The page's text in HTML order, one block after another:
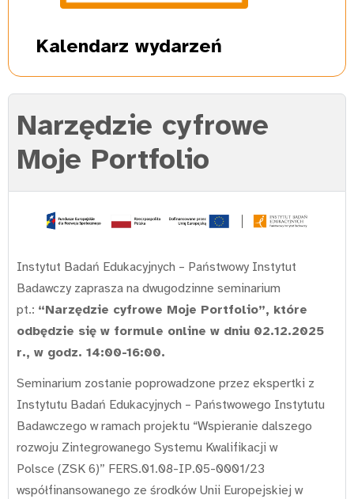
Kalendarz wydarzeń
Narzędzie cyfrowe
Moje Portfolio
Instytut Badań Edukacyjnych – Państwowy Instytut
Badawczy zaprasza na dwugodzinne seminarium
pt.: “Narzędzie cyfrowe Moje Portfolio”, które
odbędzie się w formule online w dniu 02.12.2025
r., w godz. 14:00-16:00.
Seminarium zostanie poprowadzone przez ekspertki z
Instytutu Badań Edukacyjnych – Państwowego Instytutu
Badawczego w ramach projektu “Wspieranie dalszego
rozwoju Zintegrowanego Systemu Kwalifikacji w
Polsce (ZSK 6)” FERS.01.08-IP.05-0001/23
współfinansowanego ze środków Unii Europejskiej w